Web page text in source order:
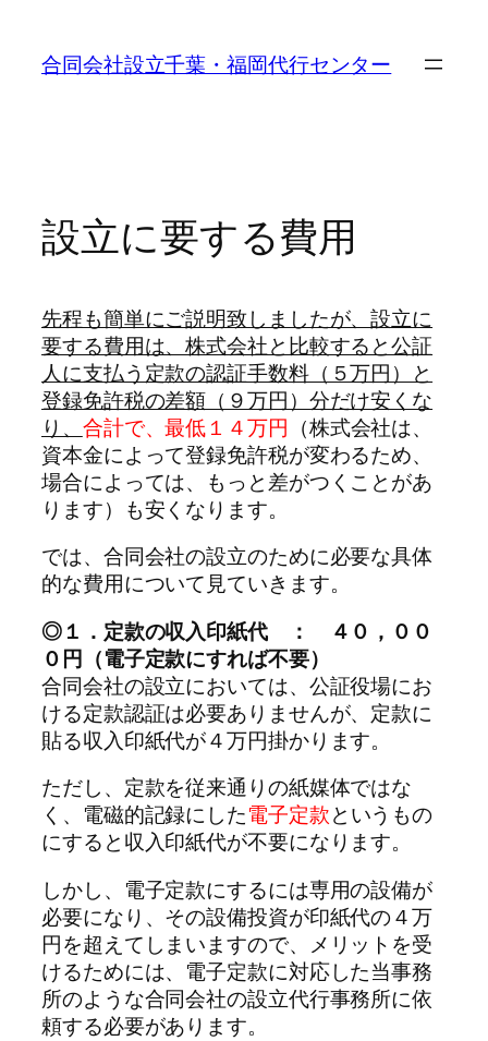
合同会社設立千葉・福岡代行センター
設立に要する費用
先程も簡単にご説明致しましたが、設立に
要する費用は、株式会社と比較すると公証
人に支払う定款の認証手数料（５万円）と
登録免許税の差額（９万円）分だけ安くな
り、 合計で、最低１４万円 （株式会社は、
資本金によって登録免許税が変わるため、
場合によっては、もっと差がつくことがあ
ります）も安くなります。
では、合同会社の設立のために必要な具体
的な費用について見ていきます。
◎１．定款の収入印紙代 ： ４０，００
０円（電子定款にすれば不要）
合同会社の設立においては、公証役場にお
ける定款認証は必要ありませんが、定款に
貼る収入印紙代が４万円掛かります。
ただし、定款を従来通りの紙媒体ではな
く、電磁的記録にした電子定款というもの
にすると収入印紙代が不要になります。
しかし、電子定款にするには専用の設備が
必要になり、その設備投資が印紙代の４万
円を超えてしまいますので、メリットを受
けるためには、電子定款に対応した当事務
所のような合同会社の設立代行事務所に依
頼する必要があります。